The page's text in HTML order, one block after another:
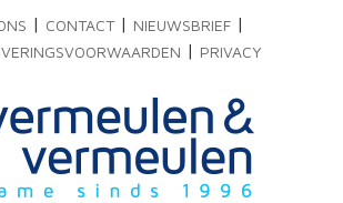
| CONTACT | NIEUWSBRIEF |
| PRIVACY